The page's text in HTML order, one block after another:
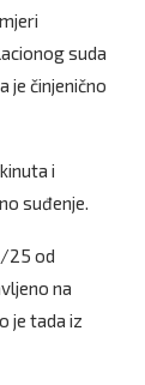
suda
je činjenično
i
suđenje.
25 od
na
je tada iz